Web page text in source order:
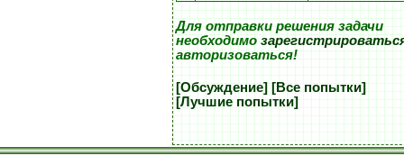
Для отправки решения задачи
необходимо
авторизоваться!
[Обсуждение] [Все попытки]
[Лучшие попытки]